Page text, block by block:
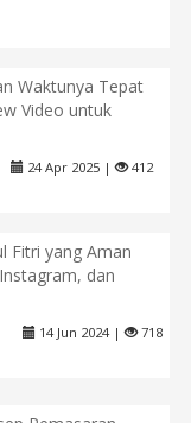
Waktunya Tepat
Video untuk
24 Apr 2025 | 412
Fitri yang Aman
dan
14 Jun 2024 | 718